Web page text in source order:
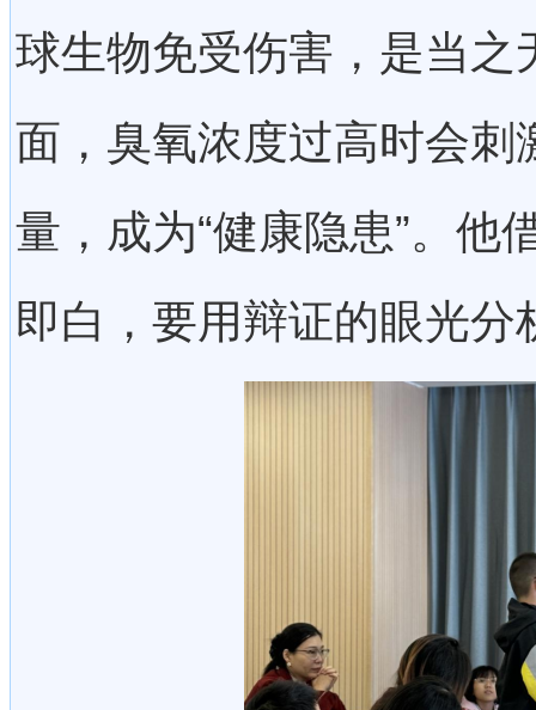
球生物免受伤害，是当之
面，臭氧浓度过高时会
量，成为“健康隐患”。他
即白，要用辩证的眼光分